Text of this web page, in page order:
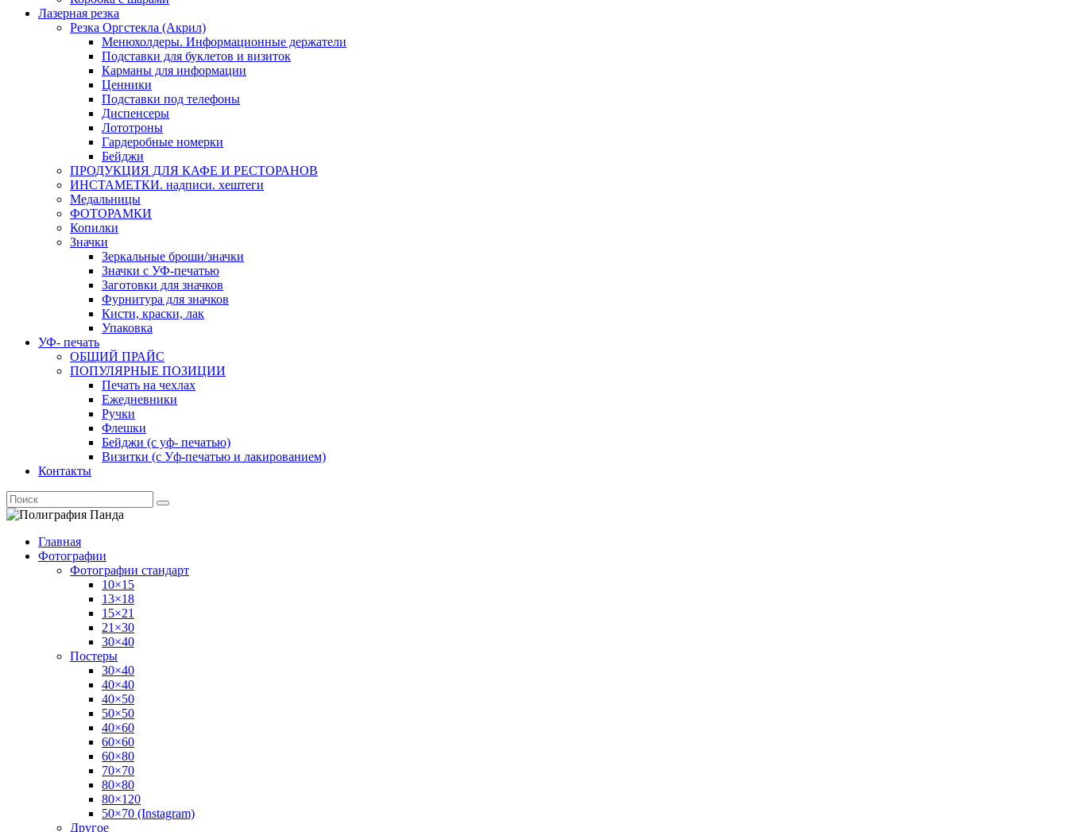
Лазерная резка
Резка Оргстекла (Акрил)
Менюхолдеры. Информационные держатели
Подставки для буклетов и визиток
Карманы для информации
Ценники
Подставки под телефоны
Диспенсеры
Лототроны
Гардеробные номерки
Бейджи
ПРОДУКЦИЯ ДЛЯ КАФЕ И РЕСТОРАНОВ
ИНСТАМЕТКИ. надписи. хештеги
Медальницы
ФОТОРАМКИ
Копилки
Значки
Зеркальные броши/значки
Значки с УФ-печатью
Заготовки для значков
Фурнитура для значков
Кисти, краски, лак
Упаковка
УФ- печать
ОБЩИЙ ПРАЙС
ПОПУЛЯРНЫЕ ПОЗИЦИИ
Печать на чехлах
Ежедневники
Ручки
Флешки
Бейджи (с уф- печатью)
Визитки (с Уф-печатью и лакированием)
Контакты
Главная
Фотографии
Фотографии стандарт
10×15
13×18
15×21
21×30
30×40
Постеры
30×40
40×40
40×50
50×50
40×60
60×60
60×80
70×70
80×80
80×120
50×70 (Instagram)
Другое